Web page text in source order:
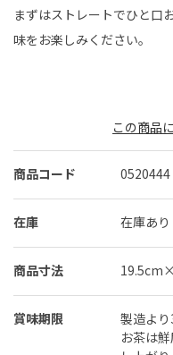
商品コード 0520444
在庫 在庫あり
商品寸法
賞味期限
製造よ
お茶は
この商品
まずはストレートでひと口
味をお楽しみください。